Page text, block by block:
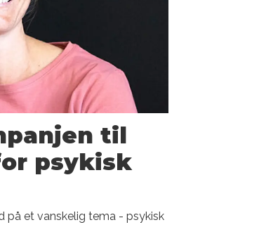
til
psykisk
på et vanskelig tema - psykisk